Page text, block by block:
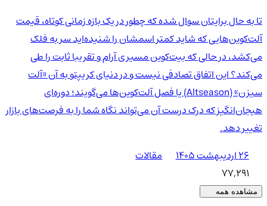
تا به حال برایتان سوال شده که چطور در یک بازه زمانی کوتاه، قیمت
آلت‌کوین‌هایی که شاید کمتر اسمشان را شنیده‌اید سر به فلک
می‌کشد، در حالی که بیت‌کوین مسیری آرام و تقریبا ثابت را طی
می‌کند؟ این اتفاق تصادفی نیست و در دنیای کریپتو به آن «آلت
سیزن» (Altseason) یا فصل آلت‌کوین‌ها می‌گویند؛ دوره‌ای
هیجان‌انگیز که درک درست آن می‌تواند نگاه شما را به فرصت‌های بازار
تغییر دهد.
۲۶ اردیبهشت ۱۴۰۵
مقالات
77,291
مشاهده همه